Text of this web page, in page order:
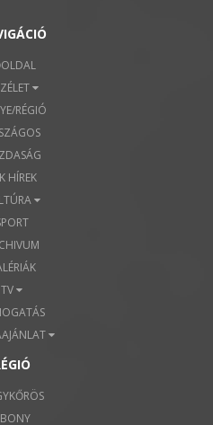
RÉGIÓ
HÍREK
TV